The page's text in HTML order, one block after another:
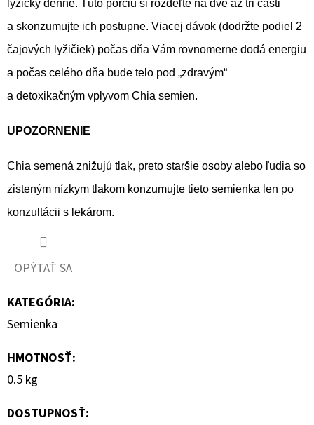
lyžičky denne. Túto porciu si rozdeľte na dve až tri časti
a skonzumujte ich postupne. Viacej dávok (dodržte podiel 2
čajových lyžičiek) počas dňa Vám rovnomerne dodá energiu
a počas celého dňa bude telo pod „zdravým“
a detoxikačným vplyvom Chia semien.
UPOZORNENIE
Chia semená znižujú tlak, preto staršie osoby alebo ľudia so
zisteným nízkym tlakom konzumujte tieto semienka len po
konzultácii s lekárom.
OPÝTAŤ SA
KATEGÓRIA:
Semienka
HMOTNOSŤ:
0.5 kg
DOSTUPNOSŤ: